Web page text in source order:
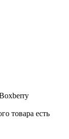
товара есть